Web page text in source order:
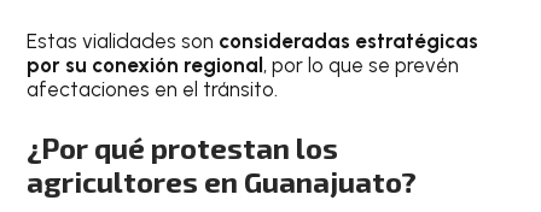
Estas vialidades son consideradas estratégicas
por su conexión regional, por lo que se prevén
afectaciones en el tránsito.
¿Por qué protestan los
agricultores en Guanajuato?